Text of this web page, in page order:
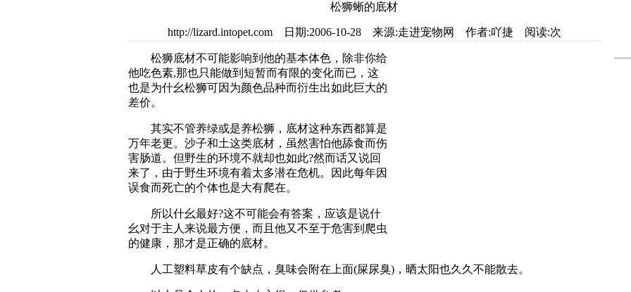
松狮蜥的底材
http://lizard.intopet.com 日期:2006-10-28 来源:走进宠物网 作者:吖捷 阅读:次
松狮底材不可能影响到他的基本体色，除非你给
他吃色素,那也只能做到短暂而有限的变化而已，这
也是为什幺松狮可因为颜色品种而衍生出如此巨大的
差价。
其实不管养绿或是养松狮，底材这种东西都算是
万年老更。沙子和土这类底材，虽然害怕他舔食而伤
害肠道。但野生的环境不就却也如此?然而话又说回
来了，由于野生环境有着太多潜在危机。因此每年因
误食而死亡的个体也是大有爬在。
所以什幺最好?这不可能会有答案，应该是说什
幺对于主人来说最方便，而且他又不至于危害到爬虫
的健康，那才是正确的底材。
人工塑料草皮有个缺点，臭味会附在上面(屎尿臭)，晒太阳也久久不能散去。